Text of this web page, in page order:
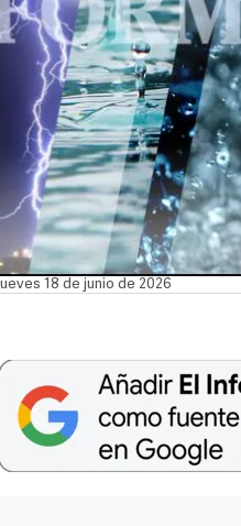
18 de junio de 2026